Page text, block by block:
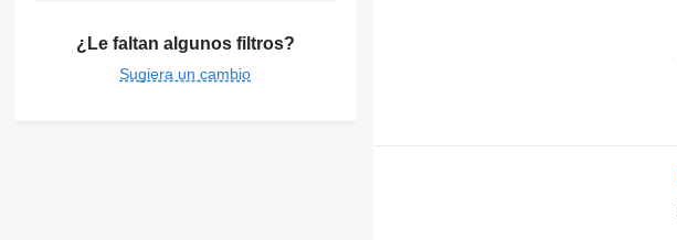
¿Le faltan algunos filtros?
Sugiera un cambio